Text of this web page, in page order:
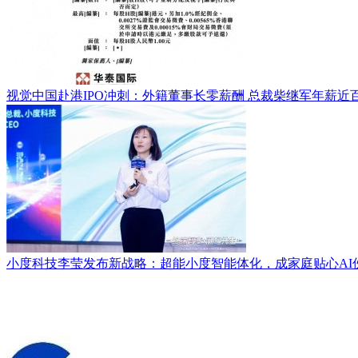
视觉中国赴港IPO冲刺：外籍董事长零薪酬 总裁柴继军年薪近
小度科技李莹发布新战略：超能小度智能体化，成家庭贴心AI